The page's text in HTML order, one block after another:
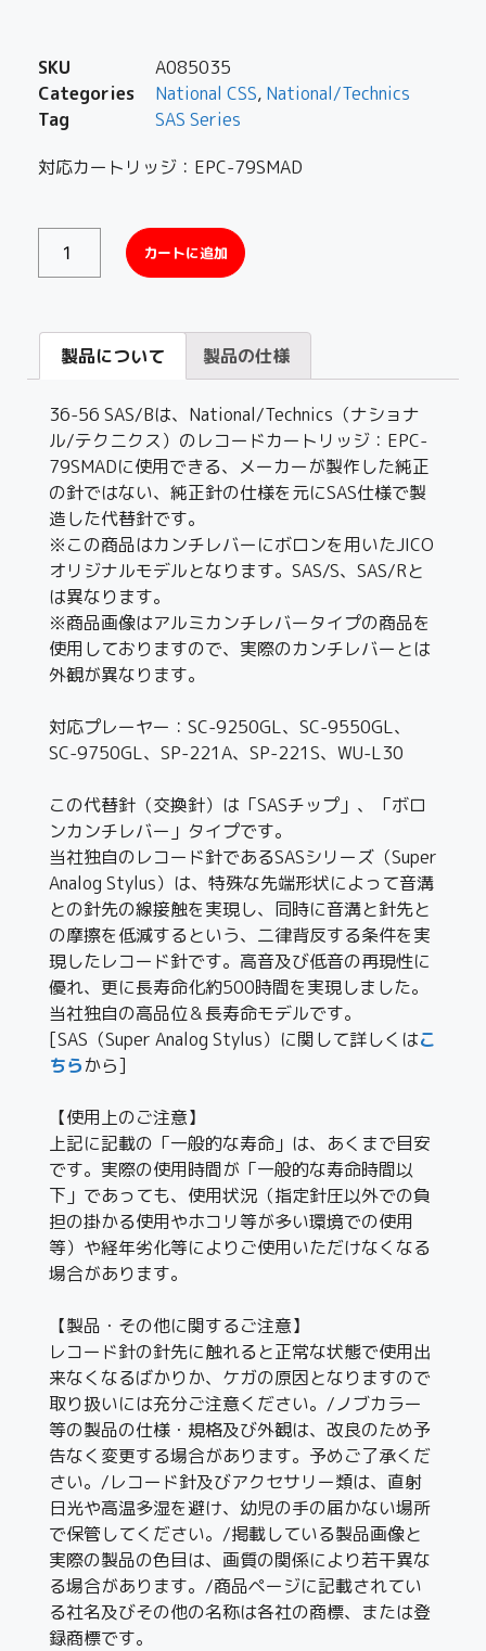
SKU
A085035
Categories
National CSS, National/Technics
Tag
SAS Series
対応カートリッジ：EPC-79SMAD
カートに追加
製品について 製品の仕様
36-56 SAS/Bは、National/Technics（ナショナ
ル/テクニクス）のレコードカートリッジ：EPC-
79SMADに使用できる、メーカーが製作した純正
の針ではない、純正針の仕様を元にSAS仕様で製
造した代替針です。
※この商品はカンチレバーにボロンを用いたJICO
オリジナルモデルとなります。SAS/S、SAS/Rと
は異なります。
※商品画像はアルミカンチレバータイプの商品を
使用しておりますので、実際のカンチレバーとは
外観が異なります。
対応プレーヤー：SC-9250GL、SC-9550GL、
SC-9750GL、SP-221A、SP-221S、WU-L30
この代替針（交換針）は「SASチップ」、「ボロ
ンカンチレバー」タイプです。
当社独自のレコード針であるSASシリーズ（Super
Analog Stylus）は、特殊な先端形状によって音溝
との針先の線接触を実現し、同時に音溝と針先と
の摩擦を低減するという、二律背反する条件を実
現したレコード針です。高音及び低音の再現性に
優れ、更に長寿命化約500時間を実現しました。
当社独自の高品位＆長寿命モデルです。
[SAS（Super Analog Stylus）に関して詳しくはこ
ちらから]
【使用上のご注意】
上記に記載の「一般的な寿命」は、あくまで目安
です。実際の使用時間が「一般的な寿命時間以
下」であっても、使用状況（指定針圧以外での負
担の掛かる使用やホコリ等が多い環境での使用
等）や経年劣化等によりご使用いただけなくなる
場合があります。
【製品・その他に関するご注意】
レコード針の針先に触れると正常な状態で使用出
来なくなるばかりか、ケガの原因となりますので
取り扱いには充分ご注意ください。/ノブカラー
等の製品の仕様・規格及び外観は、改良のため予
告なく変更する場合があります。予めご了承くだ
さい。/レコード針及びアクセサリー類は、直射
日光や高温多湿を避け、幼児の手の届かない場所
で保管してください。/掲載している製品画像と
実際の製品の色目は、画質の関係により若干異な
る場合があります。/商品ページに記載されてい
る社名及びその他の名称は各社の商標、または登
録商標です。